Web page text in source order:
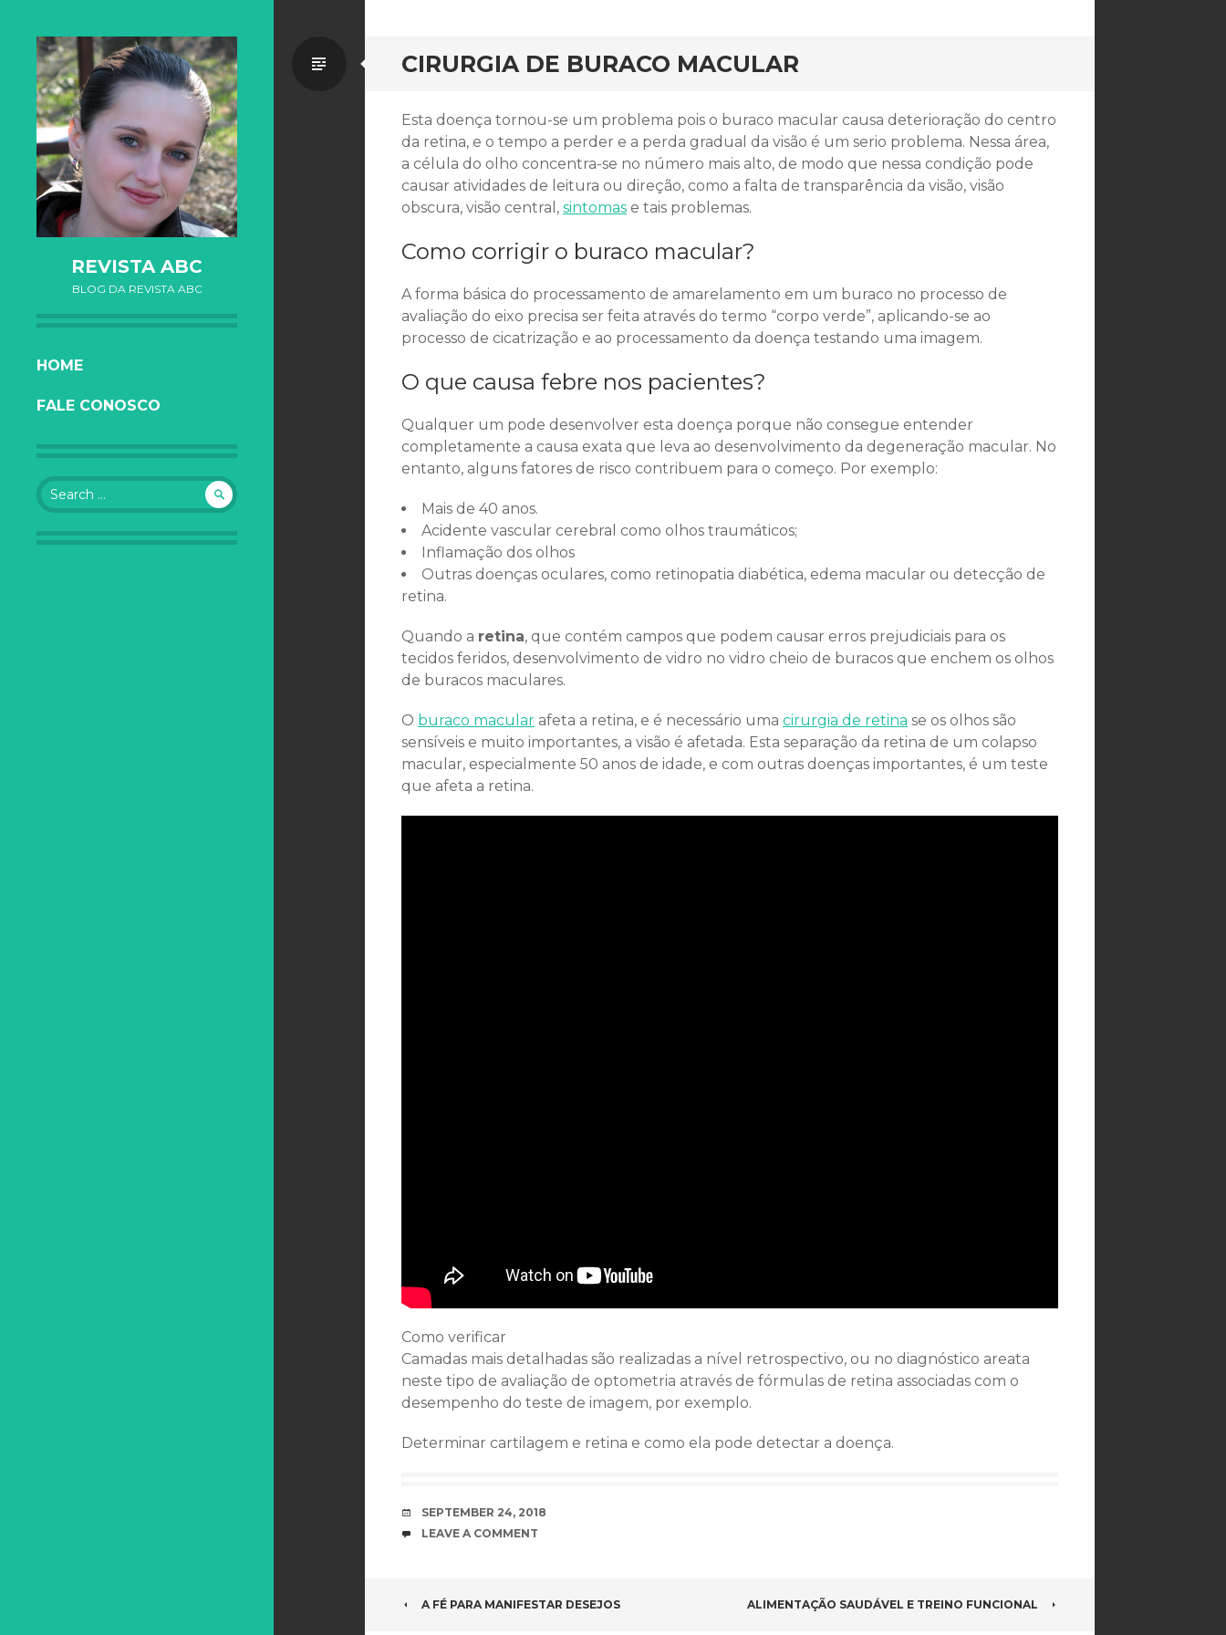
REVISTA ABC
BLOG DA REVISTA ABC
SKIP TO CONTENT
HOME
FALE CONOSCO
Search for:
CIRURGIA DE BURACO MACULAR
Standard
Esta doença tornou-se um problema pois o buraco macular causa deterioração do centro
da retina, e o tempo a perder e a perda gradual da visão é um serio problema. Nessa área,
a célula do olho concentra-se no número mais alto, de modo que nessa condição pode
causar atividades de leitura ou direção, como a falta de transparência da visão, visão
obscura, visão central, sintomas e tais problemas.
Como corrigir o buraco macular?
A forma básica do processamento de amarelamento em um buraco no processo de
avaliação do eixo precisa ser feita através do termo “corpo verde”, aplicando-se ao
processo de cicatrização e ao processamento da doença testando uma imagem.
O que causa febre nos pacientes?
Qualquer um pode desenvolver esta doença porque não consegue entender
completamente a causa exata que leva ao desenvolvimento da degeneração macular. No
entanto, alguns fatores de risco contribuem para o começo. Por exemplo:
Mais de 40 anos.
Acidente vascular cerebral como olhos traumáticos;
Inflamação dos olhos
Outras doenças oculares, como retinopatia diabética, edema macular ou detecção de
retina.
Quando a retina, que contém campos que podem causar erros prejudiciais para os
tecidos feridos, desenvolvimento de vidro no vidro cheio de buracos que enchem os olhos
de buracos maculares.
O buraco macular afeta a retina, e é necessário uma cirurgia de retina se os olhos são
sensíveis e muito importantes, a visão é afetada. Esta separação da retina de um colapso
macular, especialmente 50 anos de idade, e com outras doenças importantes, é um teste
que afeta a retina.
Como verificar
Camadas mais detalhadas são realizadas a nível retrospectivo, ou no diagnóstico areata
neste tipo de avaliação de optometria através de fórmulas de retina associadas com o
desempenho do teste de imagem, por exemplo.
Determinar cartilagem e retina e como ela pode detectar a doença.
DATE
SEPTEMBER 24, 2018
COMMENTS
LEAVE A COMMENT
POST NAVIGATION
A FÉ PARA MANIFESTAR DESEJOS ALIMENTAÇÃO SAUDÁVEL E TREINO FUNCIONAL